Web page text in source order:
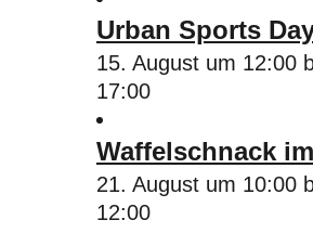
Urban Sports
15. August um 12:00
17:00
Waffelschnack
21. August um 10:00
12:00